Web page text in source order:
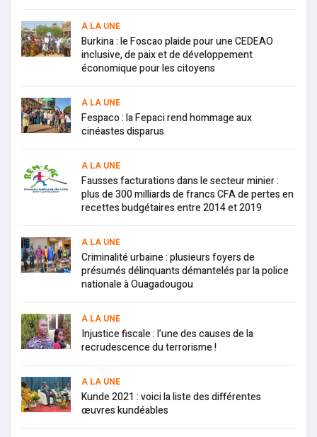
A LA UNE
Burkina : le Foscao plaide pour une CEDEAO
inclusive, de paix et de développement
économique pour les citoyens
A LA UNE
Fespaco : la Fepaci rend hommage aux
cinéastes disparus
A LA UNE
Fausses facturations dans le secteur minier :
plus de 300 milliards de francs CFA de pertes en
recettes budgétaires entre 2014 et 2019
A LA UNE
Criminalité urbaine : plusieurs foyers de
présumés délinquants démantelés par la police
nationale à Ouagadougou
A LA UNE
Injustice fiscale : l’une des causes de la
recrudescence du terrorisme !
A LA UNE
Kunde 2021 : voici la liste des différentes
œuvres kundéables